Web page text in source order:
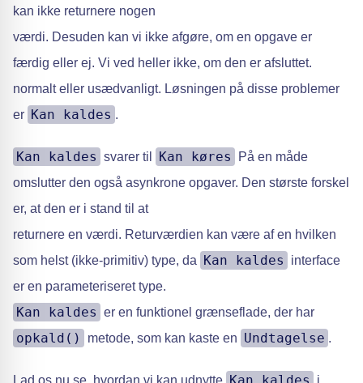
kan ikke returnere nogen
værdi. Desuden kan vi ikke afgøre, om en opgave er
færdig eller ej. Vi ved heller ikke, om den er afsluttet.
normalt eller usædvanligt. Løsningen på disse problemer
er Kan kaldes .
Kan kaldes svarer til Kan køres
På en måde
omslutter den også asynkrone opgaver. Den største forskel
er, at den er i stand til at
returnere en værdi. Returværdien kan være af en hvilken
som helst (ikke-primitiv) type, da Kan kaldes
interface
er en parameteriseret type.
Kan kaldes er en funktionel grænseflade, der har
opkald() metode, som kan kaste en Undtagelse .
Lad os nu se, hvordan vi kan udnytte
i